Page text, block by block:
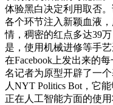
体验黑白决定利用取否
各个环节注入新颖血液
情，稠密的红点多达39
是，使用机械进修等手
在Facebook上发出来的
名记者为原型开辟了一
人NYT Politics Bot，它
正在人工智能方面的使